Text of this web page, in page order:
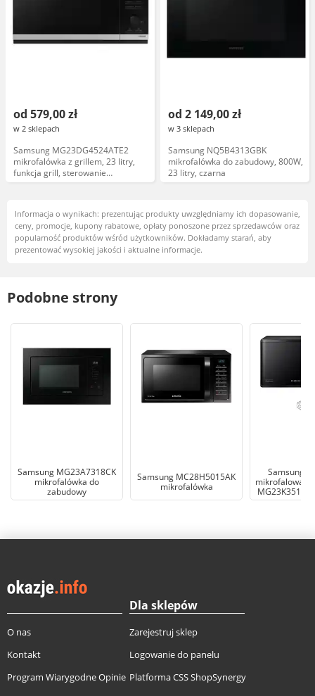
od 579,00 zł
w 2 sklepach
Samsung MG23DG4524ATE2
mikrofalówka z grillem, 23 litry,
funkcja grill, sterowanie
elektroniczne
od 2 149,00 zł
w 3 sklepach
Samsung NQ5B4313GBK
mikrofalówka do zabudowy, 800W,
23 litry, czarna
Informacja o wynikach: prezentując produkty uwzględniamy ich dopasowanie,
ceny, promocje, kupony rabatowe, opłaty ponoszone przez sprzedawców oraz
popularność produktów wśród użytkowników. Dokładamy starań, aby
prezentować wysokiej jakości i aktualne informacje.
Podobne strony
Samsung MG23A7318CK
mikrofalówka do
zabudowy
Samsung MC28H5015AK
mikrofalówka
Samsung
mikrofalowa
O nas
Kontakt
Program Wiarygodne Opinie
Dla sklepów
Zarejestruj sklep
Logowanie do panelu
Platforma CSS ShopSynergy